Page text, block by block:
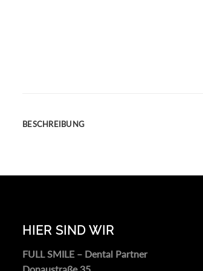
BESCHREIBUNG
HIER SIND WIR
FULL SMILE – Dental Partner